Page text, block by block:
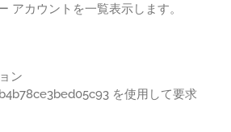
アカウントを一覧表示します。
ン
を使用して要求